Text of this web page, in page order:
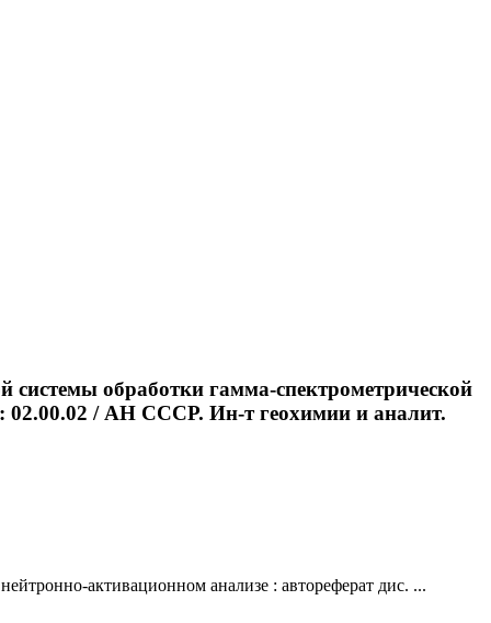
обработки гамма-спектрометрической
: 02.00.02 / АН СССР. Ин-т геохимии и аналит.
активационном анализе : автореферат дис. ...